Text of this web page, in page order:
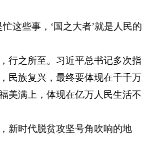
忙这些事，‘国之大者’就是人民的
行之所至。习近平总书记多次指
民族复兴，最终要体现在千千万
美满上，体现在亿万人民生活不
新时代脱贫攻坚号角吹响的地